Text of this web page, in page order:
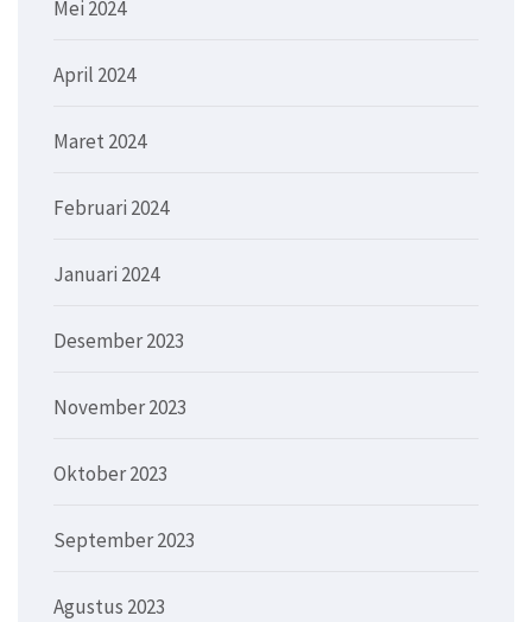
Mei 2024
April 2024
Maret 2024
Februari 2024
Januari 2024
Desember 2023
November 2023
Oktober 2023
September 2023
Agustus 2023